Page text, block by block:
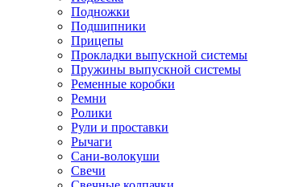
Подножки
Подшипники
Прицепы
Прокладки выпускной системы
Пружины выпускной системы
Ременные коробки
Ремни
Ролики
Рули и проставки
Рычаги
Сани-волокуши
Свечи